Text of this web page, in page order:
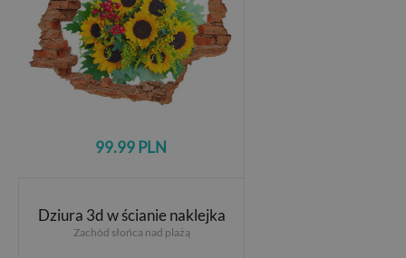
99.99 PLN
Dziura 3d w ścianie naklejka
Zachód słońca nad plażą